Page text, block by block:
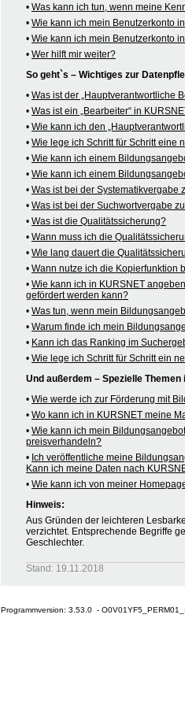
• Was kann ich tun, wenn meine
• Wie kann ich mein Benutzerkonto
• Wie kann ich mein Benutzerkonto
• Wer hilft mir weiter?
So geht`s – Wichtiges zur
• Was ist der „Hauptverantwortliche
• Was ist ein „Bearbeiter“ in
• Wie kann ich den
• Wie lege ich Schritt für Schritt eine
• Wie kann ich einem
• Wie kann ich einem
• Was ist bei der Systematikvergabe
• Was ist bei der Suchwortvergabe
• Was ist die Qualitätssicherung?
• Wann muss ich die
• Wie lang dauert die
• Wann nutze ich die Kopierfunktion
• Wie kann ich in KURSNET
gefördert werden kann?
• Was tun, wenn mein
• Warum finde ich mein
• Kann ich das Ranking im
• Wie lege ich Schritt für Schritt ein
Und außerdem – Spezielle Themen
• Wie werde ich zur Förderung mit
• Wo kann ich in KURSNET meine
• Wie kann ich mein
preisverhandeln?
• Ich veröffentliche meine
Kann ich meine Daten nach
• Wie kann ich von meiner
Hinweis:
Aus Gründen der leichteren
verzichtet. Entsprechende Begriffe
Geschlechter.
Stand: 19.11.2018
Programmversion: 3.53.0 -